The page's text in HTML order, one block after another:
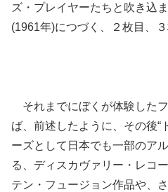
ズ・プレイヤーたちと吹き込
(1961年)につづく、２枚目、
それまでにぼくが体験した
ば、前述したように、その後“
ーズとして日本でも一部のア
る、ディスカヴァリー・レコ
テン・フュージョン作品や、